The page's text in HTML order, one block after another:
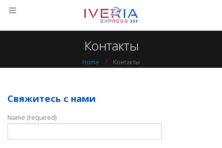
Контакты
Home Контакты
Свяжитесь с нами
Name (required)